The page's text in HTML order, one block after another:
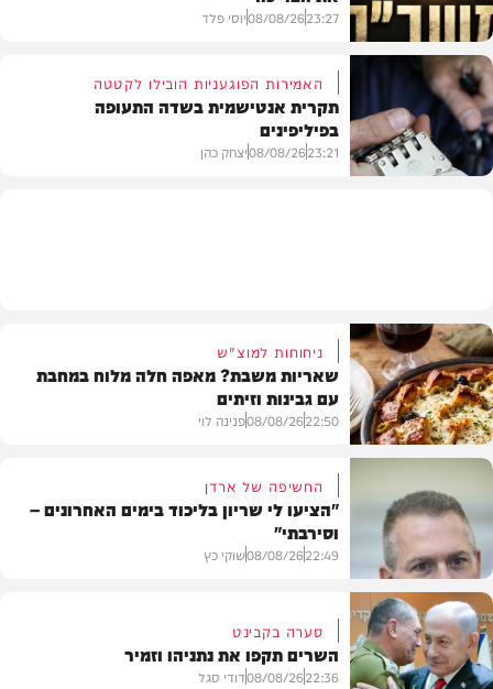
המשב"ק
23:27
08/08/26יוסי פלד
האמירות הפוגעניות הובילו לקטטה
תקרית אנטישמית בשדה התעופה
בפיליפינים
23:21
08/08/26יצחק כהן
מתכונים
ניחוחות למוצ"ש
שאריות משבת? מאפה חלה מלוח במחבת
עם גבינות וזיתים
22:50
08/08/26פנינה לוי
חדשות
החשיפה של ארדן
"הציעו לי שריון בליכוד בימים האחרונים –
וסירבתי"
22:49
08/08/26שוקי כץ
סערה בקבינט
השרים תקפו את נתניהו וזמיר
22:36
08/08/26דודי סגל